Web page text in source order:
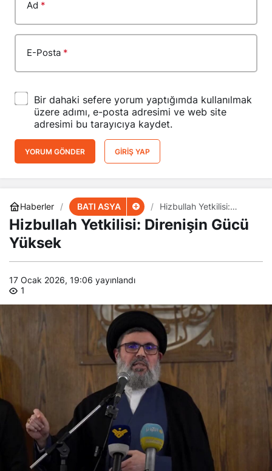
Ad *
E-Posta *
Bir dahaki sefere yorum yaptığımda kullanılmak
üzere adımı, e-posta adresimi ve web site
adresimi bu tarayıcıya kaydet.
YORUM GÖNDER GIRIŞ YAP
Haberler BATI ASYA
Hizbullah Yetkilisi:
Direnişin Gücü Yüksek
Hizbullah Yetkilisi: Direnişin Gücü
Yüksek
17 Ocak 2026, 19:06 yayınlandı
1